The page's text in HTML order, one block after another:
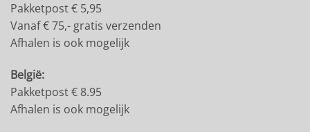
Pakketpost € 5,95
Vanaf € 75,- gratis verzenden
Afhalen is ook mogelijk
België:
Pakketpost € 8.95
Afhalen is ook mogelijk